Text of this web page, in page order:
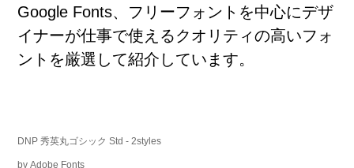
Google Fonts、フリーフォントを中心にデザ
イナーが仕事で使えるクオリティの高いフォ
ントを厳選 して紹介 しています。
DNP 秀英丸ゴシック Std - 2styles
byAdobe Fonts